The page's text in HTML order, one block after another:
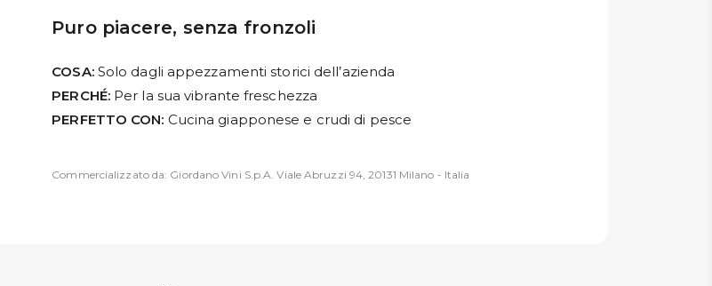
Puro piacere, senza fronzoli
COSA:Solo dagli appezzamenti storici dell’azienda
PERCHÉ:Per la sua vibrante freschezza
PERFETTO CON: Cucina giapponese e crudi di pesce
Commercializzato da: Giordano Vini S.p.A. Viale Abruzzi 94, 20131 Milano - Italia